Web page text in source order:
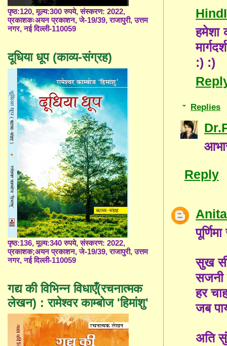
हमेशा
:) :)
Replies
Reply
सुख
सजनी
हर
जब
अति
पृष्ठ:120, मूल्य:300 रुपये, संस्करण: 2022,
प्रकाशकःअयन प्रकाशन, जे-19/39, राजापुरी, उत्तम
नगर, नई दिल्ली-110059
दूधिया धूप (काव्य-संग्रह)
पृष्ठ:136, मूल्य:340 रुपये, संस्करण: 2022,
प्रकाशक;अयन प्रकाशन, जे-19/39, राजापुरी, उत्तम
नगर, नई दिल्ली-110059
गद्य की विभिन्न विधाएँ(रचनात्मक
लेखन) : रामेश्वर काम्बोज 'हिमांशु'